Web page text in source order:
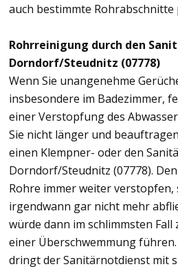
auch bestimmte Rohrabschnitte
Rohrreinigung durch den
Dorndorf/Steudnitz (07778)
Wenn Sie unangenehme
insbesondere im Badezimmer,
einer Verstopfung des
Sie nicht länger und
einen Klempner- oder den
Dorndorf/Steudnitz (07778).
Rohre immer weiter verstopfen,
irgendwann gar nicht mehr
würde dann im schlimmsten Fall
einer Überschwemmung
dringt der Sanitärnotdienst mit